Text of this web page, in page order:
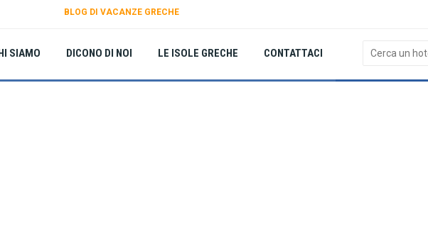
BLOG DI VACANZE GRECHE
SIAMO DICONO DI NOI LE ISOLE GRECHE CONTATTACI